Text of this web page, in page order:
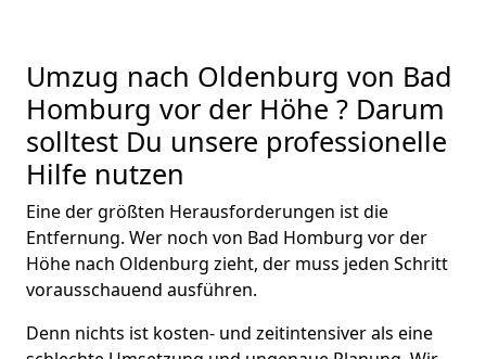
Umzug nach Oldenburg von Bad
Homburg vor der Höhe ? Darum
solltest Du unsere professionelle
Hilfe nutzen
Eine der größten Herausforderungen ist die
Entfernung. Wer noch von Bad Homburg vor der
Höhe nach Oldenburg zieht, der muss jeden Schritt
vorausschauend ausführen.
Denn nichts ist kosten- und zeitintensiver als eine